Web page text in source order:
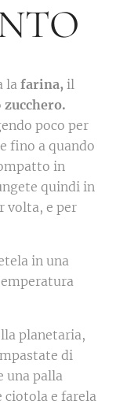
la farina, il
zucchero.
poco per
fino a quando
in
quindi in
volta, e per
in una
planetaria,
di
una palla
e farela